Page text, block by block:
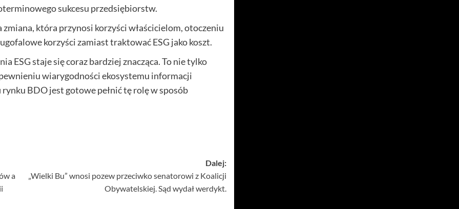
sukcesu przedsiębiorstw.
która przynosi korzyści właścicielom, otoczeniu
korzyści zamiast traktować ESG jako koszt.
ESG staje się coraz bardziej znacząca. To nie tylko
wiarygodności ekosystemu informacji
BDO jest gotowe pełnić tę rolę w sposób
a
Dalej:
„Wielki Bu” wnosi pozew przeciwko senatorowi z Koalicji
Obywatelskiej. Sąd wydał werdykt.